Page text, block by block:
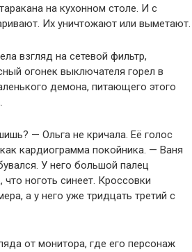
на кухонном столе. И с
Их уничтожают или выметают.
взгляд на сетевой фильтр,
огонек выключателя горел в
демона, питающего этого
— Ольга не кричала. Её голос
кардиограмма покойника. — Ваня
У него большой палец
что ноготь синеет. Кроссовки
а у него уже тридцать третий с
от монитора, где его персонаж